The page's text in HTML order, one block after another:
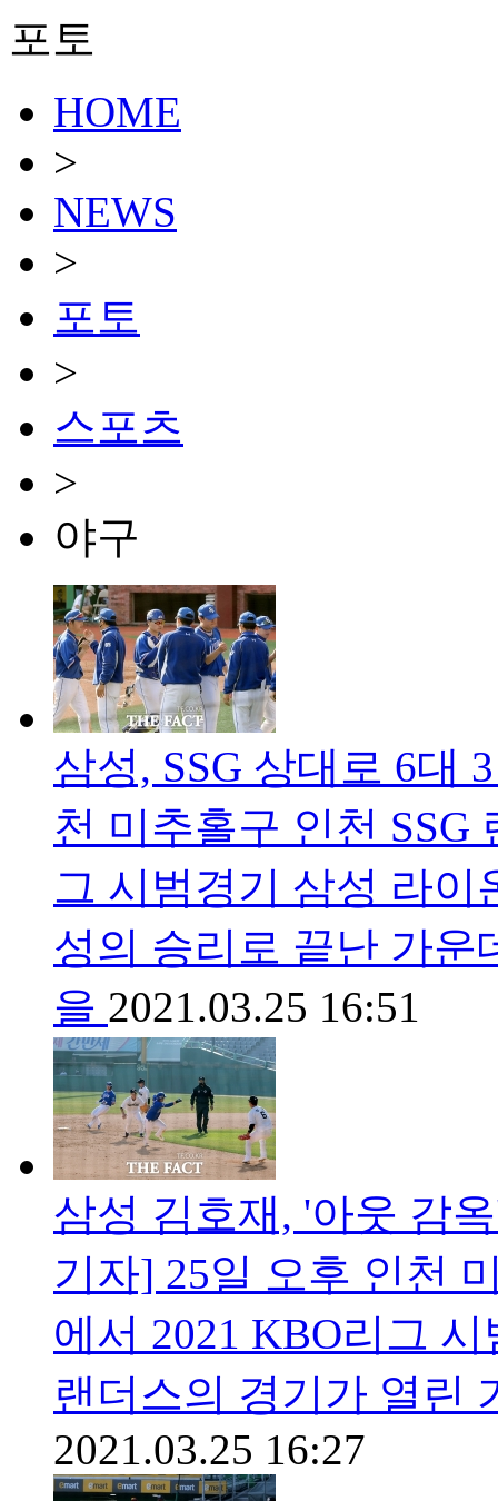
포토
HOME
>
NEWS
>
포토
>
스포츠
>
야구
삼성, SSG 상대로 6대
천 미추홀구 인천 SSG
그 시범경기 삼성 라이
성의 승리로 끝난 가운
을 2021.03.25 16:51
삼성 김호재, '아웃 감
기자] 25일 오후 인천
에서 2021 KBO리그
랜더스의 경기가 열린
2021.03.25 16:27